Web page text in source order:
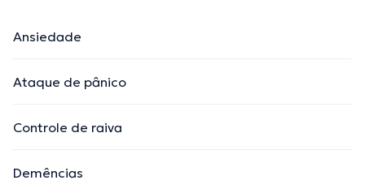
Ansiedade
Ataque de pânico
Controle de raiva
Demências